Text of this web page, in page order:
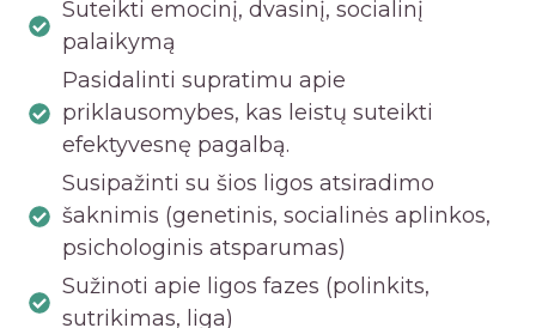
Suteikti emocinį, dvasinį, socialinį
palaikymą
Pasidalinti supratimu apie
priklausomybes, kas leistų suteikti
efektyvesnę pagalbą.
Susipažinti su šios ligos atsiradimo
šaknimis (genetinis, socialinės aplinkos,
psichologinis atsparumas)
Sužinoti apie ligos fazes (polinkits,
sutrikimas, liga)